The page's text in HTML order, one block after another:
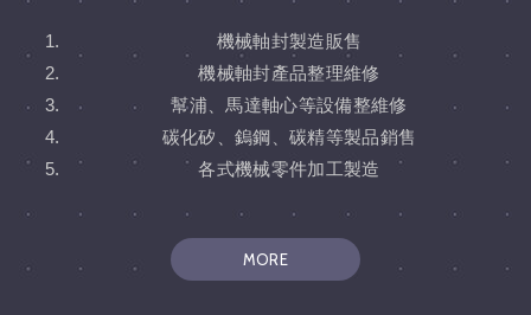
機械軸封製造販售
機械軸封產品整理維修
幫浦、馬達軸心等設備整維修
碳化矽、鎢鋼、碳精等製品銷售
各式機械零件加工製造
MORE